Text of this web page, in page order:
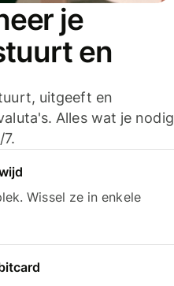
je
en
uitgeeft en
Alles wat je nodig
Wissel ze in enkele